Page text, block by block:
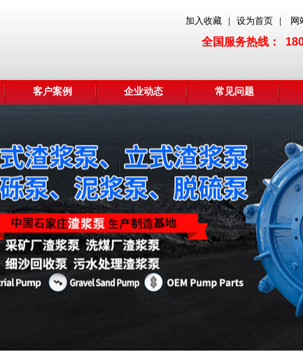
加入收藏 设为首页 网
全国服务热线：
客户案例 企业动态 常见问题